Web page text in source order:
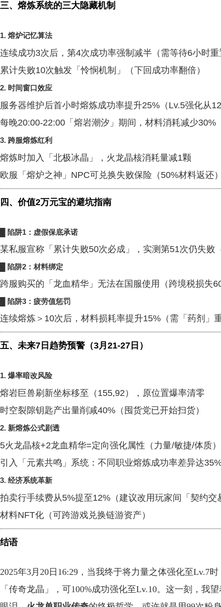
三、熔炼系统的三大隐藏机制
1. 熔炉记忆算法
连续成功3次后，第4次成功率强制减半（需等待6小时重
累计失败10次触发「怜悯机制」（下回成功率翻倍）
2. 时间窗口效应
服务器维护后首小时熔炼成功率提升25%（Lv.5强化从
每晚20:00-22:00「熔岩潮汐」期间，材料消耗减少30%
3. 跨服熔炼红利
熔炼时加入「北极冰晶」，火龙晶核消耗量减1颗
欧服「熔炉之神」NPC可兑换失败保险（50%材料返还
四、价值2万元宝的避坑指南
█ 陷阱1：虚假保底承诺
某私服宣称「累计失败50次必成」，实测第51次仍失败
█ 陷阱2：材料绑定
跨服购买的「龙血精华」无法在国服使用（跨境税损失
█ 陷阱3：疲劳值惩罚
连续熔炼＞10次后，材料损耗率提升15%（需「药剂」
五、未来7日趋势预警（3月21-27日）
1. 爆率暗改风险
熔岩巨兽刷新坐标移至（155,92），原位置爆率清零
时空裂隙钥匙产出量削减40%（囤货党已开始扫货）
2. 新熔炼公式剧透
5火龙晶核+2龙血精华=定向强化属性（力量/敏捷/体质）
引入「元素共鸣」系统：不同职业熔炼成功率差异达
3. 经济系统革新
拍卖行手续费从5%提至12%（建议改用玩家间「契约交
材料NFT化（可跨游戏兑换链游资产）
结语
2025年3月20日16:29，当我终于将力量之体强化至
「传奇龙晶」，可100%成功强化至Lv.10。这一刻，我